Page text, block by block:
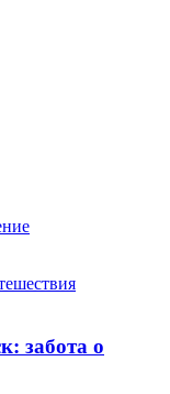
забота о